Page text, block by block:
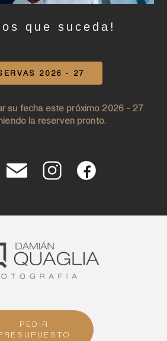
que suceda!
2026 - 27
su fecha este próximo 2026 - 27
la reserven pronto.
PEDIR